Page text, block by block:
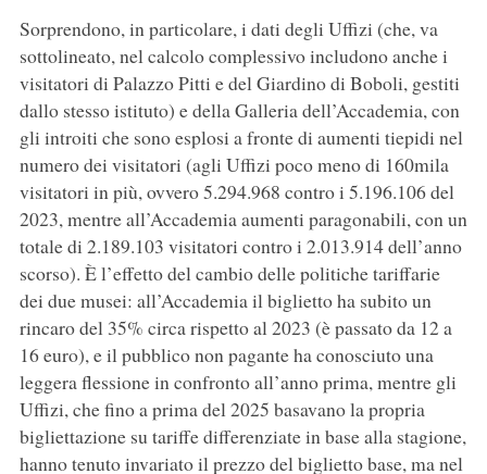
Sorprendono, in particolare, i dati degli Uffizi (che, va
sottolineato, nel calcolo complessivo includono anche i
visitatori di Palazzo Pitti e del Giardino di Boboli, gestiti
dallo stesso istituto) e della Galleria dell’Accademia, con
gli introiti che sono esplosi a fronte di aumenti tiepidi nel
numero dei visitatori (agli Uffizi poco meno di 160mila
visitatori in più, ovvero 5.294.968 contro i 5.196.106 del
2023, mentre all’Accademia aumenti paragonabili, con un
totale di 2.189.103 visitatori contro i 2.013.914 dell’anno
scorso). È l’effetto del cambio delle politiche tariffarie
dei due musei: all’Accademia il biglietto ha subito un
rincaro del 35% circa rispetto al 2023 (è passato da 12 a
16 euro), e il pubblico non pagante ha conosciuto una
leggera flessione in confronto all’anno prima, mentre gli
Uffizi, che fino a prima del 2025 basavano la propria
bigliettazione su tariffe differenziate in base alla stagione,
hanno tenuto invariato il prezzo del biglietto base, ma nel